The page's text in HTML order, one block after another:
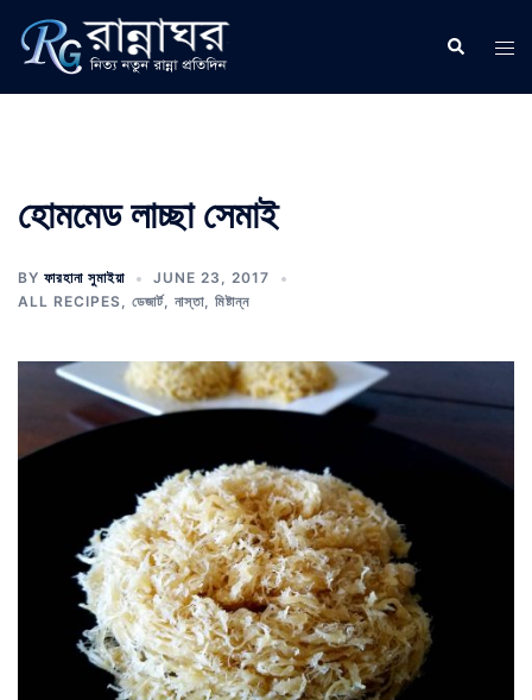
content
Search
হোমমেড লাচ্ছা সেমাই
BY ফারহানা সুমাইয়া
JUNE 23, 2017
ALL RECIPES, ডেজার্ট, নাস্তা, মিষ্টান্ন